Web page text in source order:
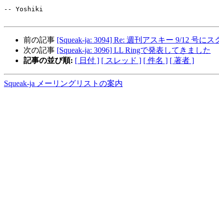
-- Yoshiki
前の記事 [Squeak-ja: 3094] Re: 週刊アスキー 9/12 号に
次の記事 [Squeak-ja: 3096] LL Ringで発表してきました
記事の並び順: [ 日付 ] [ スレッド ] [ 件名 ] [ 著者 ]
Squeak-ja メーリングリストの案内